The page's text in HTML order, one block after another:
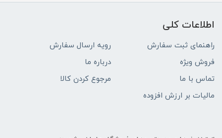
اطلاعات کلی
راهنمای ثبت سفارش
رویه ارسال سفارش
فروش ویژه
درباره ما
تماس با ما
مرجوع کردن کالا
مالیات بر ارزش افزوده